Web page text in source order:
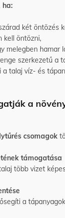
ha:
két öntözés
kell öntözni,
melegben hamar
szerkezetű a
a talaj víz- és
a
csomagok
támogatása
több vizet
a